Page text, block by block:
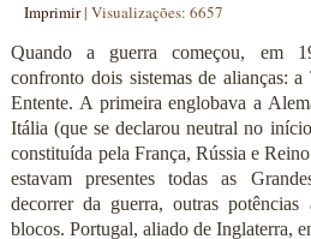
Imprimir|Visualizações: 6657
Quando a guerra começou, em
confronto dois sistemas de alianças:
Entente. A primeira englobava a
Itália (que se declarou neutral no
constituída pela França, Rússia e
estavam presentes todas as
decorrer da guerra, outras
blocos. Portugal, aliado de Inglaterra,